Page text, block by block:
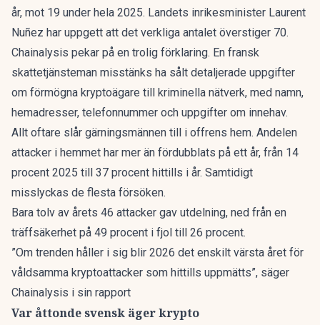
år, mot 19 under hela 2025. Landets inrikesminister Laurent
Nuñez har uppgett att det verkliga antalet överstiger 70.
Chainalysis pekar på en trolig förklaring. En fransk
skattetjänsteman misstänks ha sålt detaljerade uppgifter
om förmögna kryptoägare till kriminella nätverk, med namn,
hemadresser, telefonnummer och uppgifter om innehav.
Allt oftare slår gärningsmännen till i offrens hem. Andelen
attacker i hemmet har mer än fördubblats på ett år, från 14
procent 2025 till 37 procent hittills i år. Samtidigt
misslyckas de flesta försöken.
Bara tolv av årets 46 attacker gav utdelning, ned från en
träffsäkerhet på 49 procent i fjol till 26 procent.
”Om trenden håller i sig blir 2026 det enskilt värsta året för
våldsamma kryptoattacker som hittills uppmätts”, säger
Chainalysis i sin rapport
Var åttonde svensk äger krypto